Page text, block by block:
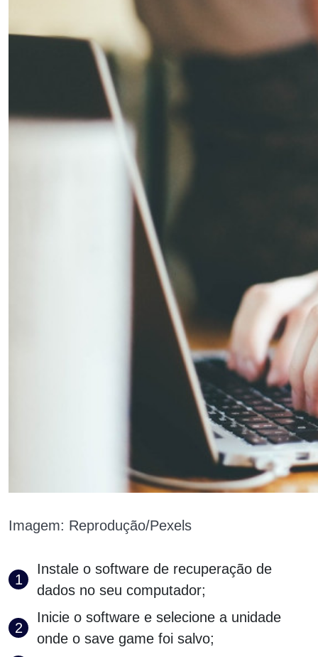
Imagem: Reprodução/Pexels
Instale o software de recuperação de
dados no seu computador;
Inicie o software e selecione a unidade
onde o save game foi salvo;